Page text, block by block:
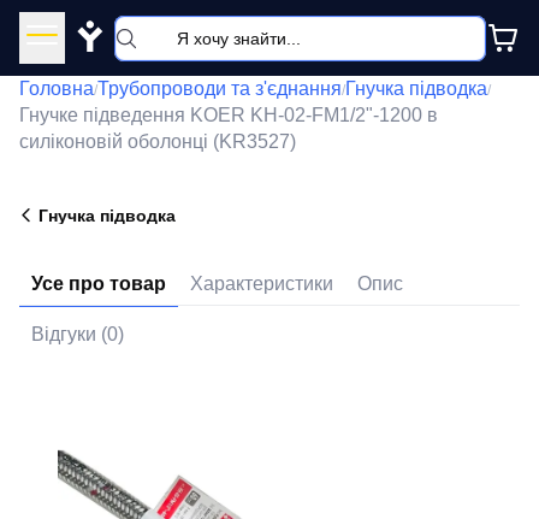
Y
Головна/Трубопроводи та з'єднання/Гнучка підводка/
Гнучке підведення KOER KH-02-FM1/2"-1200 в
силіконовій оболонці (KR3527)
Гнучка підводка
Усе про товар Характеристики Опис
Відгуки (0)